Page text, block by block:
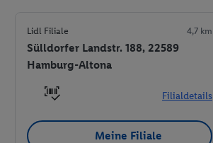
Lidl Filiale 4,7 km
Sülldorfer Landstr. 188, 22589
Hamburg-Altona
Filialdetails
Meine Filiale